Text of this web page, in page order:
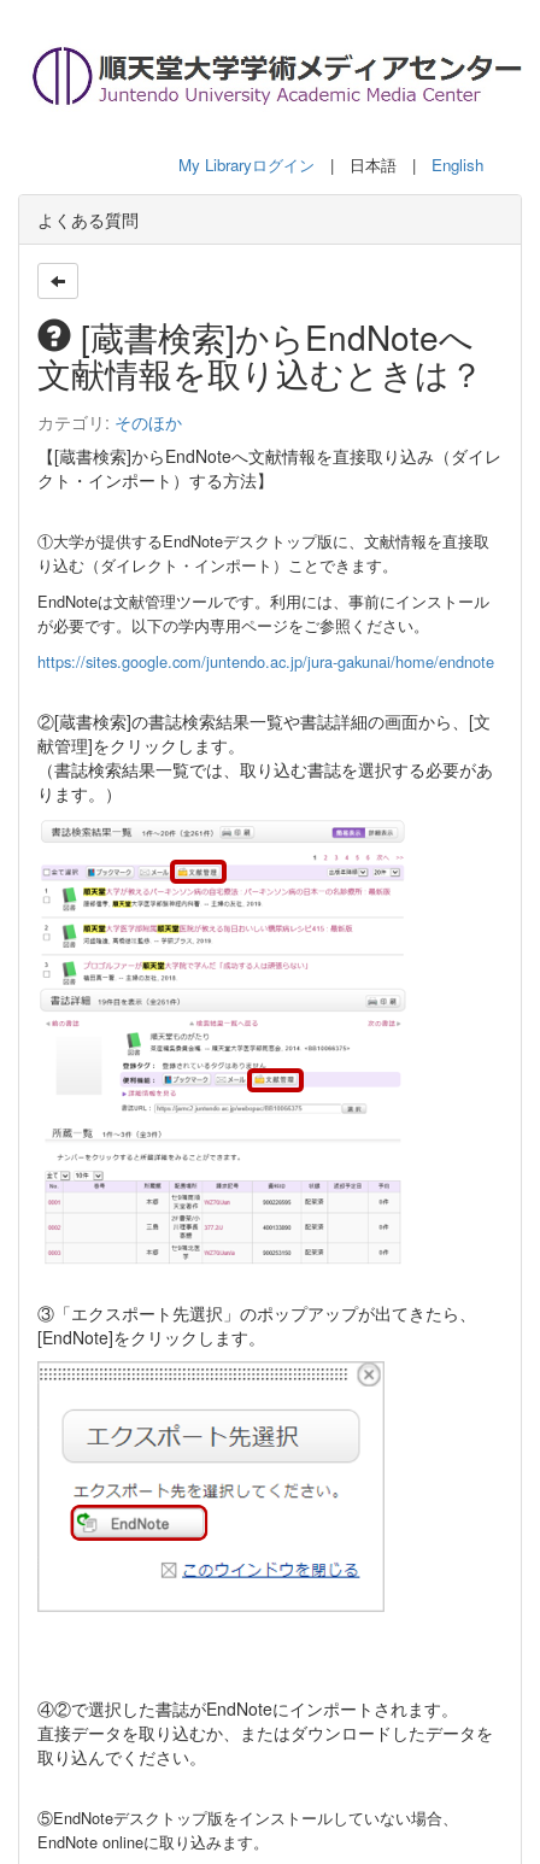
My Libraryログイン | 日本語 | English
よくある質問
[蔵書検索]からEndNoteへ
文献情報を取り込むときは？
カテゴリ: そのほか
【[蔵書検索]からEndNoteへ文献情報を直接取り込み（ダイレ
クト・インポート）する方法】
①大学が提供するEndNoteデスクトップ版に、文献情報を直接取
り込む（ダイレクト・インポート）ことできます。
EndNoteは文献管理ツールです。利用には、事前にインストール
が必要です。以下の学内専用ページをご参照ください。
https://sites.google.com/juntendo.ac.jp/jura-gakunai/home/endnote
②[蔵書検索]の書誌検索結果一覧や書誌詳細の画面から、[文
献管理]をクリックします。
（書誌検索結果一覧では、取り込む書誌を選択する必要があ
ります。）
③「エクスポート先選択」のポップアップが出てきたら、
[EndNote]をクリックします。
④②で選択した書誌がEndNoteにインポートされます。
直接データを取り込むか、またはダウンロードしたデータを
取り込んでください。
⑤EndNoteデスクトップ版をインストールしていない場合、
EndNote onlineに取り込みます。